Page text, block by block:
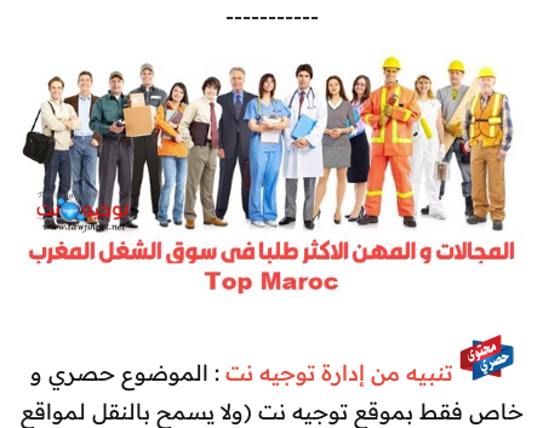
-----------
تنبيه من إدارة توجيه نت : الموضوع حصري و
خاص فقط بموقع توجيه نت (ولا يسمح بالنقل لمواقع